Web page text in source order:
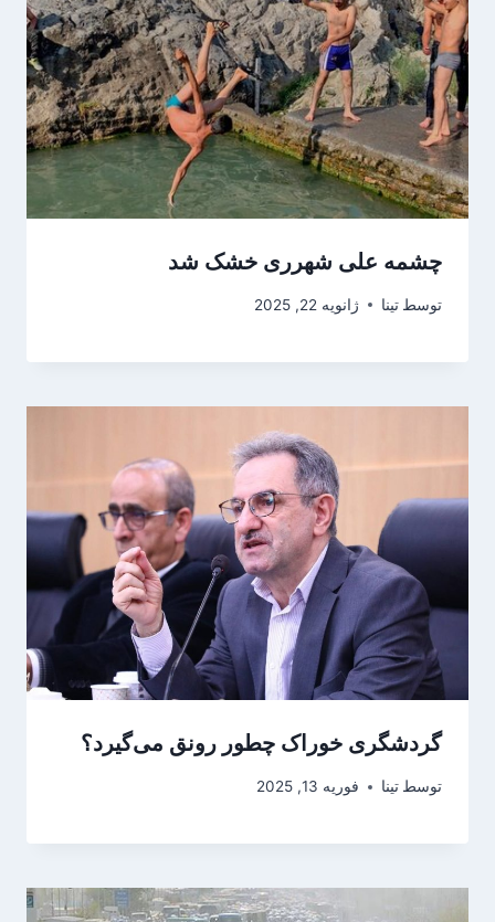
چشمه علی شهرری خشک شد
توسط تینا ژانویه 22, 2025
گردشگری خوراک چطور رونق می‌گیرد؟
توسط تینا فوریه 13, 2025